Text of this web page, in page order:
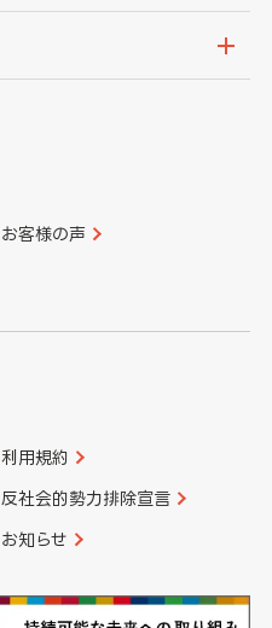
愛媛県
宮崎県
お客様の声
利用規約
反社会的勢力排除宣言
お知らせ